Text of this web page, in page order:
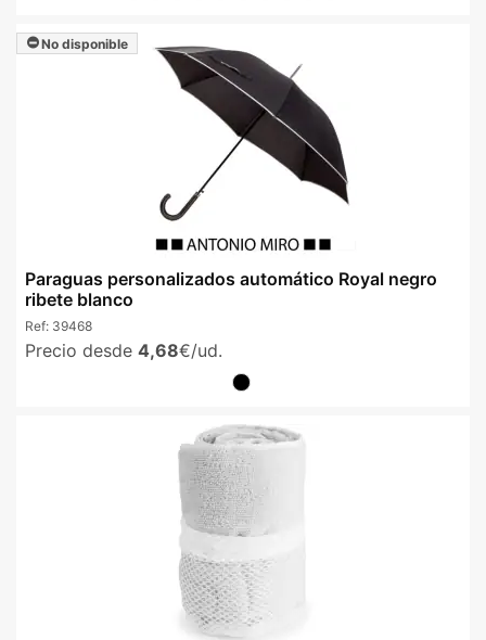
No disponible
Paraguas personalizados automático Royal negro
ribete blanco
Ref: 39468
Precio desde 4,68€/ud.